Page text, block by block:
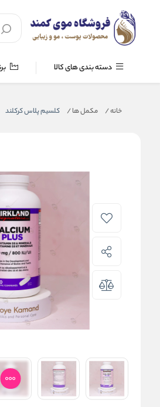
دسته بندی های کالا
خانه/ مکمل ها/ کلسیم پلاس کرکلند